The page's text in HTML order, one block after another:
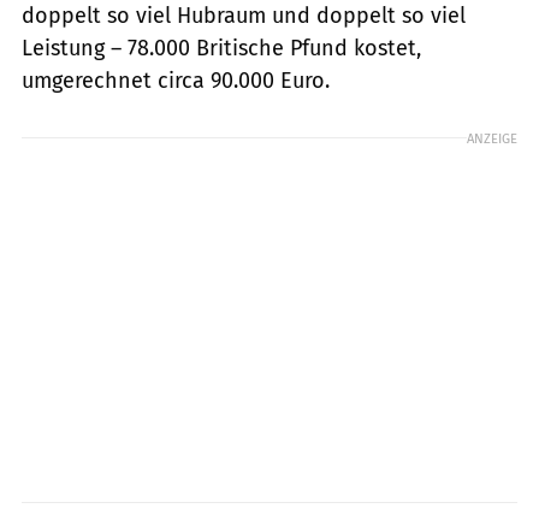
doppelt so viel Hubraum und doppelt so viel
Leistung – 78.000 Britische Pfund kostet,
umgerechnet circa 90.000 Euro.
ANZEIGE